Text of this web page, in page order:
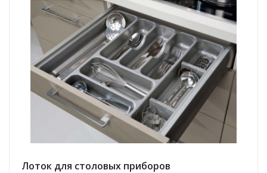
Лоток для столовых приборов